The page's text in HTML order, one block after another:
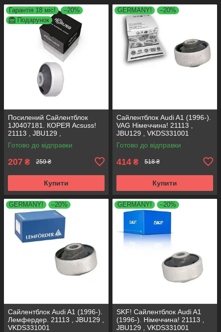
Гарантія 18 міс!
–20%
Подарунок
Посилений Сайлентблок
1J0407181. КОРЕЯ Acsuss!
21113 , JBU129 ,
VKDS331001
Готово до відправки
207 ₴ 259 ₴
Купити
GERMANY! –20%
Сайлентблок Audi A1 (1996-).
VAG Німеччина! 21113 ,
JBU129 , VKDS331001
Готово до відправки
414 ₴ 518 ₴
Купити
GERMANY! –20%
Сайлентблок Audi A1 (1996-).
Лемфердер. 21113 , JBU129 ,
VKDS331001
GERMANY! –20%
SKF! Сайлентблок Audi A1
(1996-). Німеччина! 21113 ,
JBU129 , VKDS331001